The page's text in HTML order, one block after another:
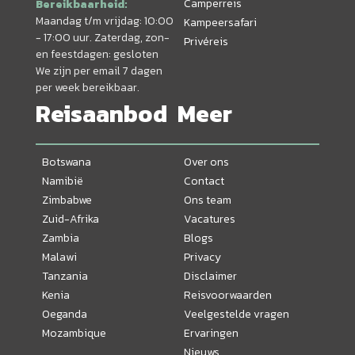
Bereikbaarheid:
Maandag t/m vrijdag: 10:00
- 17:00 uur. Zaterdag, zon-
en feestdagen: gesloten
We zijn per email 7 dagen
per week bereikbaar.
Camperreis
Kampeersafari
Privéreis
Reisaanbod
Botswana
Namibië
Zimbabwe
Zuid-Afrika
Zambia
Malawi
Tanzania
Kenia
Oeganda
Mozambique
Meer
Over ons
Contact
Ons team
Vacatures
Blogs
Privacy
Disclaimer
Reisvoorwaarden
Veelgestelde vragen
Ervaringen